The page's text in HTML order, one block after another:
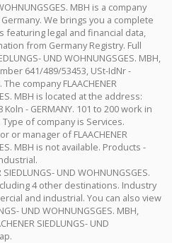
MBH is a company
We brings you a complete
legal and financial data,
from Germany Registry. Full
UND WOHNUNGSGES. MBH,
641/489/53453, USt-IdNr -
The company FLAACHENER
MBH is located at the address:
- GERMANY. 101 to 200 work in
Type of company is Services.
manager of FLAACHENER
MBH is not available. Products -
UND WOHNUNGSGES.
4 other destinations. Industry
and industrial. You can also view
UND WOHNUNGSGES. MBH,
SIEDLUNGS- UND